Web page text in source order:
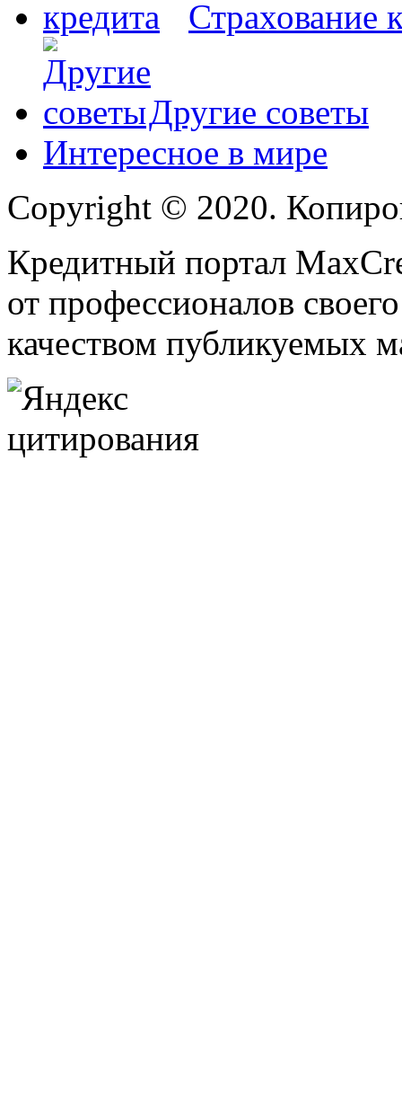
Страхование
Другие советы
Интересное в мире
Copyright © 2020.
Кредитный портал
от профессионалов
качеством публикуемых